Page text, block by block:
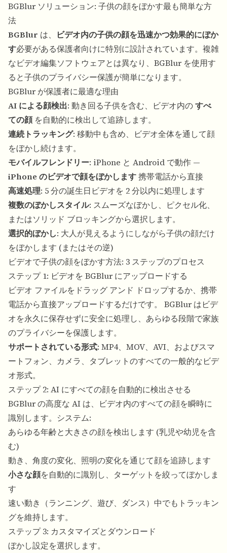
BGBlur ソリューション: 子供の顔をぼかす最も簡単な方
法
BGBlur は、
ビデオ内の子供の顔を迅速かつ効果的にぼか
す必要がある保護者向けに特別に設計されています。複雑
なビデオ編集ソフトウェアとは異なり、BGBlur を使用す
ると子供のプライバシー保護が簡単になります。
BGBlur が保護者に最適な理由
AI による顔検出: 動き回る子供を含む、ビデオ内のすべ
ての顔を自動的に検出して追跡します。
連続トラッキング: 移動中も含め、ビデオ全体を通して顔
をぼかし続けます。
モバイルフレンドリー: iPhone と Android で動作 —
iPhone のビデオで顔をぼかします携帯電話から直接
高速処理: 5 分の誕生日ビデオを 2 分以内に処理します
複数のぼかしスタイル: スムーズなぼかし、ピクセル化、
またはソリッド ブロッキングから選択します。
選択的ぼかし: 大人が見えるようにしながら子供の顔だけ
をぼかします (またはその逆)
ビデオで子供の顔をぼかす方法: 3 ステップのプロセス
ステップ 1: ビデオを BGBlur にアップロードする
ビデオ ファイルをドラッグ アンド ドロップするか、携帯
電話から直接アップロードするだけです。 BGBlur はビデ
オを永久に保存せずに安全に処理し、あらゆる段階で家族
のプライバシーを保護します。
サポートされている形式: MP4、MOV、AVI、およびスマ
ートフォン、カメラ、タブレットのすべての一般的なビデ
オ形式。
ステップ 2: AI にすべての顔を自動的に検出させる
BGBlur の高度な AI は、ビデオ内のすべての顔を瞬時に
識別します。システム:
あらゆる年齢と大きさの顔を検出します (乳児や幼児を含
む)
動き、角度の変化、照明の変化を通じて顔を追跡します
小さな顔を自動的に識別し、ターゲットを絞ってぼかしま
す
速い動き（ランニング、遊び、ダンス）中でもトラッキン
グを維持します。
ステップ 3: カスタマイズとダウンロード
ぼかし設定を選択します。